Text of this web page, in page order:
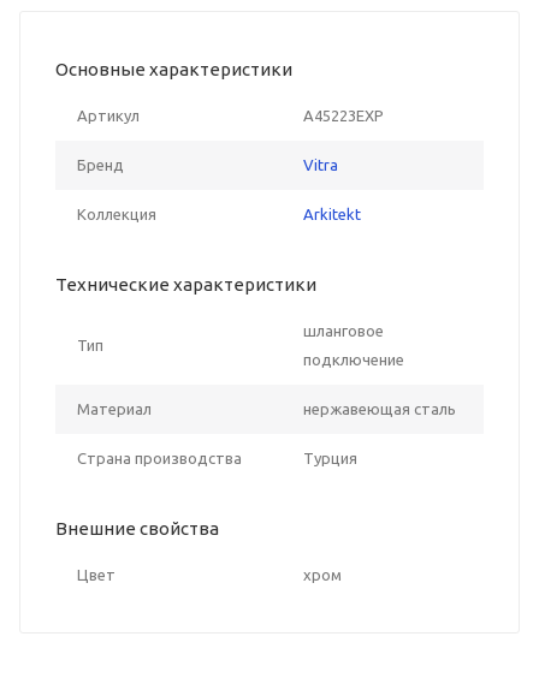
Основные характеристики
Артикул A45223EXP
Бренд Vitra
Коллекция Arkitekt
Технические характеристики
Тип
шланговое
подключение
Материал нержавеющая сталь
Страна производства Турция
Внешние свойства
Цвет хром